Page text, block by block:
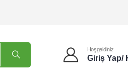
Hoşgeldiniz
Giriş Yap/